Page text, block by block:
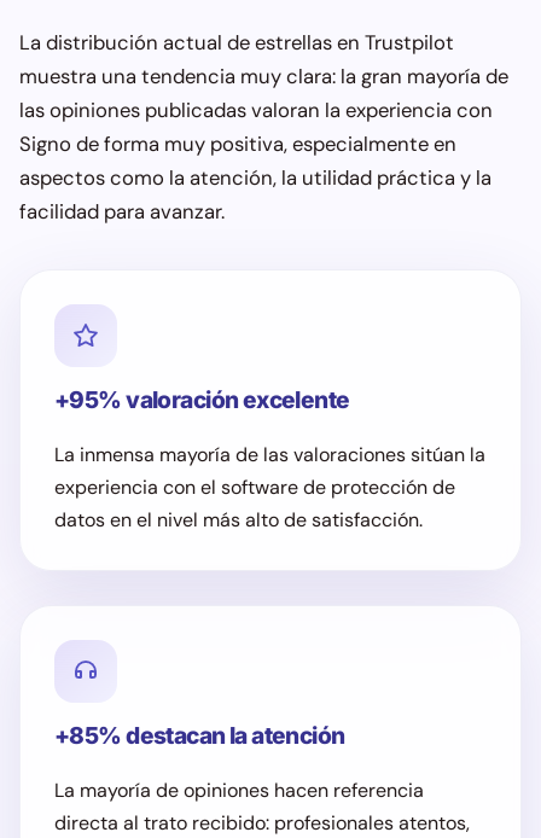
La distribución actual de estrellas en Trustpilot
muestra una tendencia muy clara: la gran mayoría de
las opiniones publicadas valoran la experiencia con
Signo de forma muy positiva, especialmente en
aspectos como la atención, la utilidad práctica y la
facilidad para avanzar.
+95% valoración excelente
La inmensa mayoría de las valoraciones sitúan la
experiencia con el software de protección de
datos en el nivel más alto de satisfacción.
+85% destacan la atención
La mayoría de opiniones hacen referencia
directa al trato recibido: profesionales atentos,